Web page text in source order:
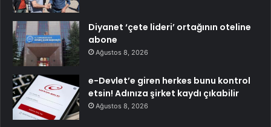
Diyanet ‘çete lideri’ ortağının oteline
abone
Ağustos 8, 2026
e-Devlet’e giren herkes bunu kontrol
etsin! Adınıza şirket kaydı çıkabilir
Ağustos 8, 2026